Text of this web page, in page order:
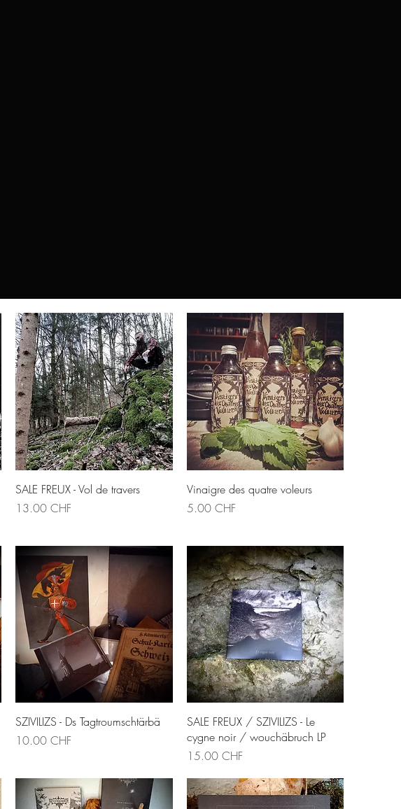
Aperçu rapide
SALE FREUX - Vol de travers
Prix
13.00 CHF
Aperçu rapide
Vinaigre des quatre voleurs
Prix
5.00 CHF
Aperçu rapide
SZIVILIZS - Ds Tagtroumschtärbä
Prix
10.00 CHF
Aperçu rapide
SALE FREUX / SZIVILIZS - Le
cygne noir / wouchäbruch LP
Prix
15.00 CHF